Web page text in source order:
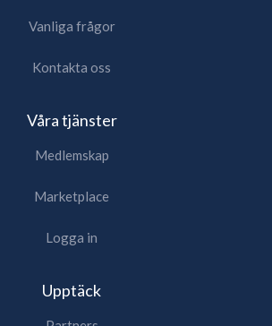
Vanliga frågor
Kontakta oss
Våra tjänster
Medlemskap
Marketplace
Logga in
Upptäck